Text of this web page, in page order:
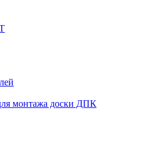
монтажа доски ДПК